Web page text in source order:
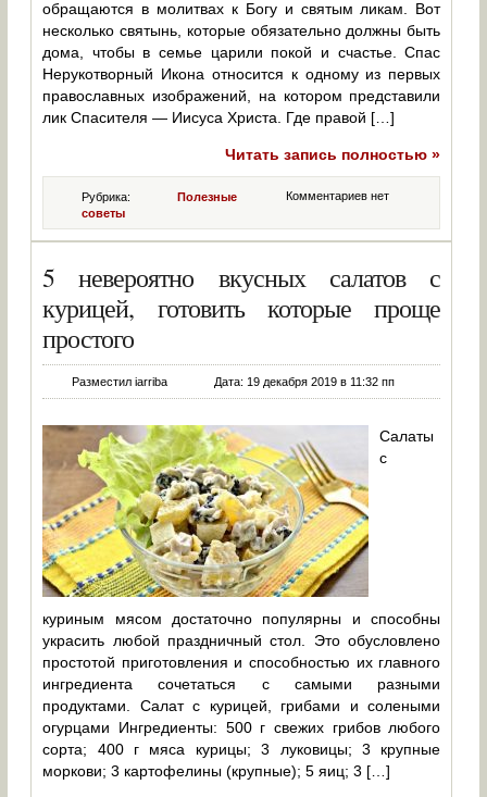
обращаются в молитвах к Богу и святым ликам. Вот
несколько святынь, которые обязательно должны быть
дома, чтобы в семье царили покой и счастье. Спас
Нерукотворный Икона относится к одному из первых
православных изображений, на котором представили
лик Спасителя — Иисуса Христа. Где правой […]
Читать запись полностью »
Комментариев нет
Рубрика:Полезные
советы
5 невероятно вкусных салатов с
курицей, готовить которые проще
простого
Разместил iarriba Дата: 19 декабря 2019 в 11:32 пп
Салаты
с
куриным мясом достаточно популярны и способны
украсить любой праздничный стол. Это обусловлено
простотой приготовления и способностью их главного
ингредиента сочетаться с самыми разными
продуктами. Салат с курицей, грибами и солеными
огурцами Ингредиенты: 500 г свежих грибов любого
сорта; 400 г мяса курицы; 3 луковицы; 3 крупные
моркови; 3 картофелины (крупные); 5 яиц; 3 […]